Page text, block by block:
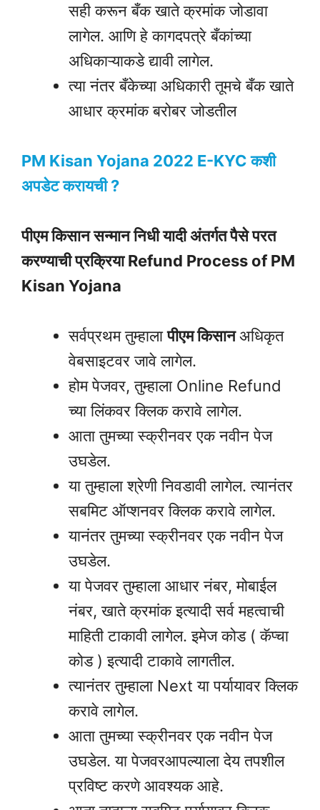
सही करून बँक खाते क्रमांक जोडावा
लागेल. आणि हे कागदपत्रे बँकांच्या
अधिकाऱ्याकडे द्यावी लागेल.
त्या नंतर बँकेच्या अधिकारी तूमचे बँक खाते
आधार क्रमांक बरोबर जोडतील
PM Kisan Yojana 2022 E-KYC कशी
अपडेट करायची ?
पीएम किसान सन्मान निधी यादी अंतर्गत पैसे परत
करण्याची प्रक्रियाRefund Process of PM
Kisan Yojana
सर्वप्रथम तुम्हालापीएम किसानअधिकृत
वेबसाइटवर जावे लागेल.
होम पेजवर, तुम्हाला Online Refund
च्या लिंकवर क्लिक करावे लागेल.
आता तुमच्या स्क्रीनवर एक नवीन पेज
उघडेल.
या तुम्हाला श्रेणी निवडावी लागेल. त्यानंतर
सबमिट ऑप्शनवर क्लिक करावे लागेल.
यानंतर तुमच्या स्क्रीनवर एक नवीन पेज
उघडेल.
या पेजवर तुम्हाला आधार नंबर, मोबाईल
नंबर, खाते क्रमांक इत्यादी सर्व महत्वाची
माहिती टाकावी लागेल. इमेज कोड ( कॅप्चा
कोड ) इत्यादी टाकावे लागतील.
त्यानंतर तुम्हाला Next या पर्यायावर क्लिक
करावे लागेल.
आता तुमच्या स्क्रीनवर एक नवीन पेज
उघडेल. या पेजवरआपल्याला देय तपशील
प्रविष्ट करणे आवश्यक आहे.